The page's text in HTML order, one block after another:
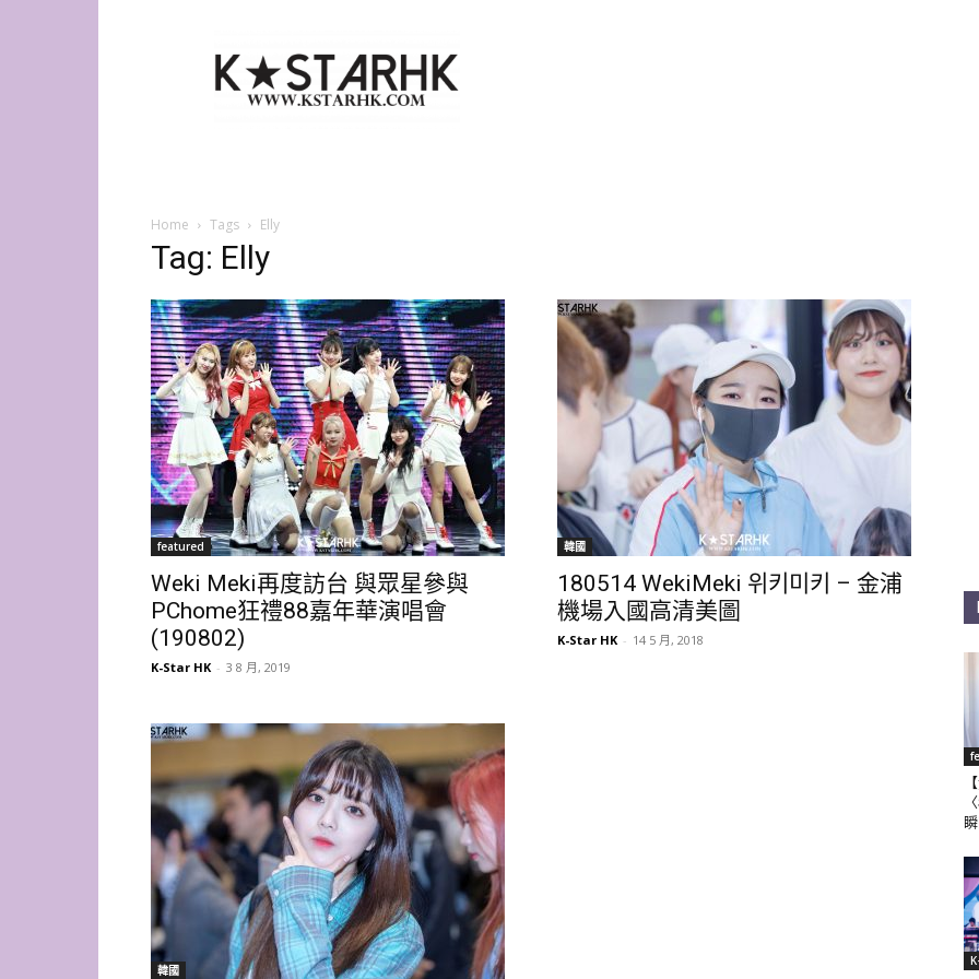
Star
HK
Home Tags Elly
Tag: Elly
featured
Weki Meki再度訪台 與眾星參與
PChome狂禮88嘉年華演唱會
(190802)
K-Star HK - 3 8 月, 2019
韓國
180514 WekiMeki 위키미키 – 金浦
機場入國高清美圖
K-Star HK - 14 5 月, 2018
韓國